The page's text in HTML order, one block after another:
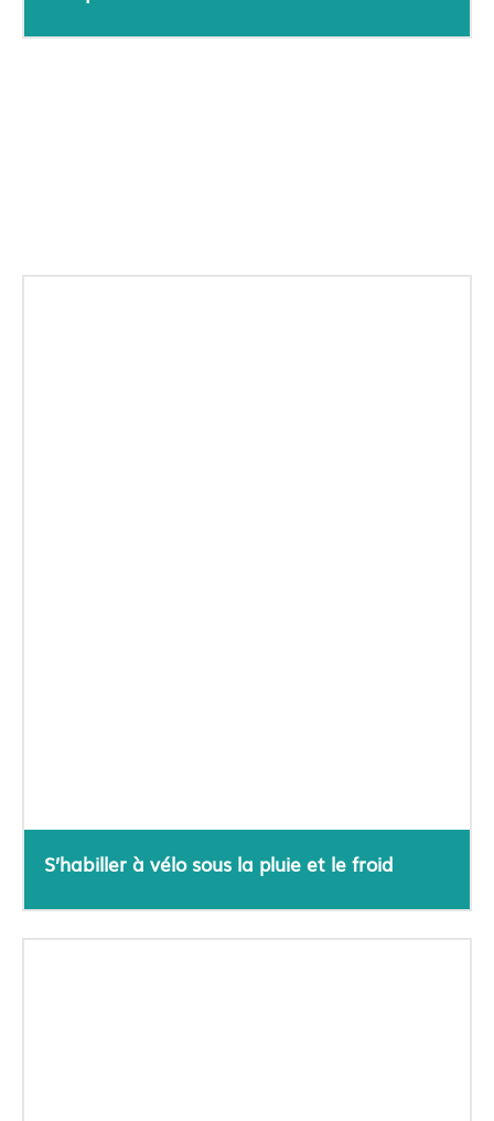
S’habiller à vélo sous la pluie et le froid